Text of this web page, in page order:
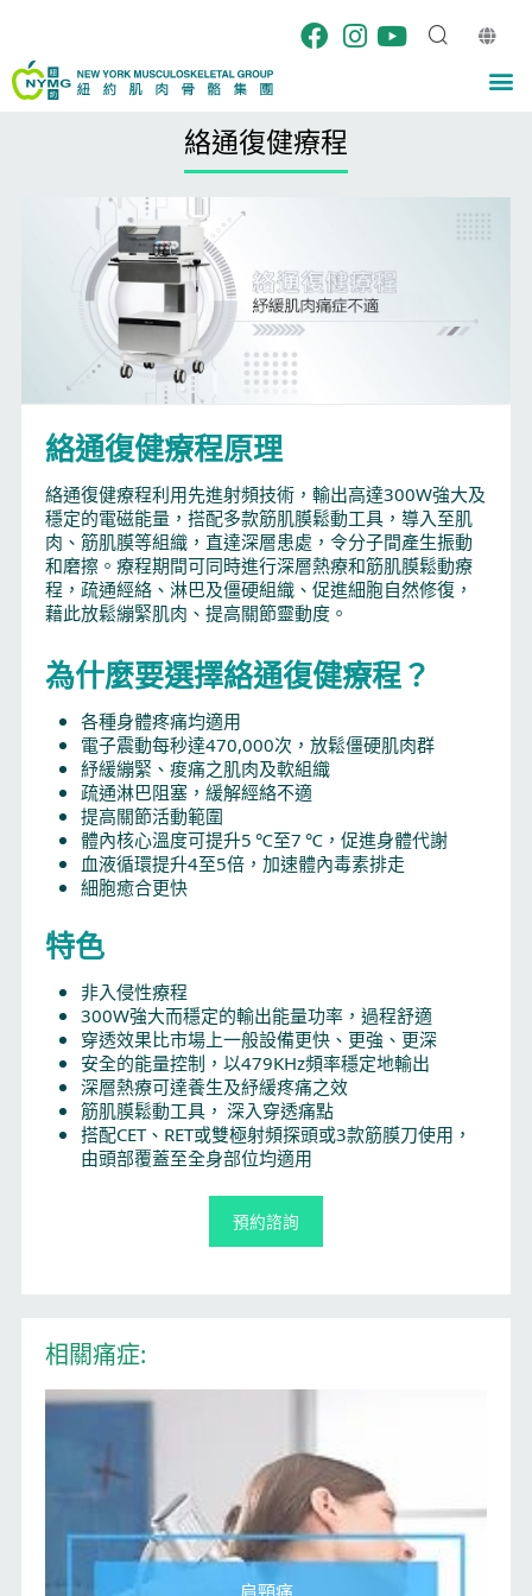
content
絡通復健療程
絡通復健療程原理
絡通復健療程利用先進射頻技術，輸出高達300W強大及
穩定的電磁能量，搭配多款筋肌膜鬆動工具，導入至肌
肉、筋肌膜等組織，直達深層患處，令分子間產生振動
和磨擦。療程期間可同時進行深層熱療和筋肌膜鬆動療
程，疏通經絡、淋巴及僵硬組織、促進細胞自然修復，
藉此放鬆繃緊肌肉、提高關節靈動度。
為什麼要選擇絡通復健療程？
各種身體疼痛均適用
電子震動每秒達470,000次，放鬆僵硬肌肉群
紓緩繃緊、痠痛之肌肉及軟組織
疏通淋巴阻塞，緩解經絡不適
提高關節活動範圍
體內核心溫度可提升5 ℃至7 ℃，促進身體代謝
血液循環提升4至5倍，加速體內毒素排走
細胞癒合更快
特色
非入侵性療程
300W強大而穩定的輸出能量功率，過程舒適
穿透效果比市場上一般設備更快、更強、更深
安全的能量控制，以479KHz頻率穩定地輸出
深層熱療可達養生及紓緩疼痛之效
筋肌膜鬆動工具， 深入穿透痛點
搭配CET、RET或雙極射頻探頭或3款筋膜刀使用，
由頭部覆蓋至全身部位均適用
預約諮詢
相關痛症: